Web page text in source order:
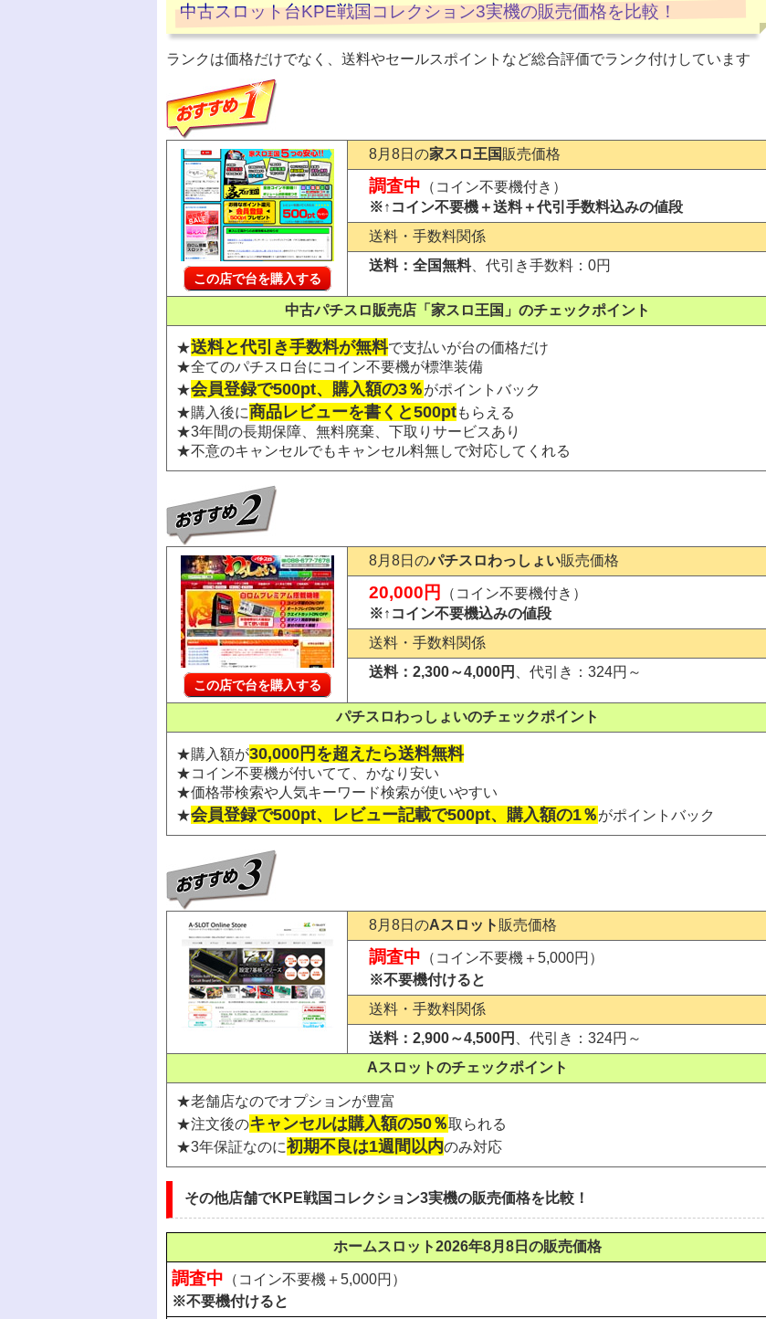
中古スロット台KPE戦国コレクション3実機の販売価格を比較！
ランクは価格だけでなく、送料やセールスポイントなど総合評価でランク付けしています
この店で台を購入する
8月8日の家スロ王国販売価格
調査中 （コイン不要機付き）
※↑コイン不要機＋送料＋代引手数料込みの値段
送料・手数料関係
送料：全国無料、代引き手数料：0円
中古パチスロ販売店「家スロ王国」のチェックポイント
★送料と代引き手数料が無料で支払いが台の価格だけ
★全てのパチスロ台にコイン不要機が標準装備
★会員登録で500pt、購入額の3％がポイントバック
★購入後に商品レビューを書くと500ptもらえる
★3年間の長期保障、無料廃棄、下取りサービスあり
★不意のキャンセルでもキャンセル料無しで対応してくれる
この店で台を購入する
8月8日のパチスロわっしょい販売価格
20,000円
（コイン不要機付き）
※↑コイン不要機込みの値段
送料・手数料関係
送料：2,300～4,000円
、代引き：324円～
パチスロわっしょいのチェックポイント
★購入額が30,000円を超えたら送料無料
★コイン不要機が付いてて、かなり安い
★価格帯検索や人気キーワード検索が使いやすい
★会員登録で500pt、レビュー記載で500pt、購入額の1％がポイントバック
8月8日のAスロット 販売価格
調査中 （コイン不要機＋5,000円）
※不要機付けると
送料・手数料関係
送料：2,900～4,500円
、代引き：324円～
Aスロットのチェックポイント
★老舗店なのでオプションが豊富
★注文後のキャンセルは購入額の50％取られる
★3年保証なのに初期不良は1週間以内のみ対応
その他店舗でKPE戦国コレクション3実機の販売価格を比較！
ホームスロット2026年8月8日の販売価格
調査中 （コイン不要機＋5,000円）
※不要機付けると